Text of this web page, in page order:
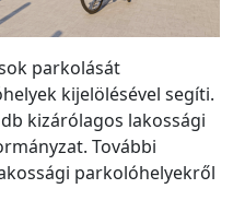
parkolását
kijelölésével segíti.
kizárólagos lakossági
További
parkolóhelyekről